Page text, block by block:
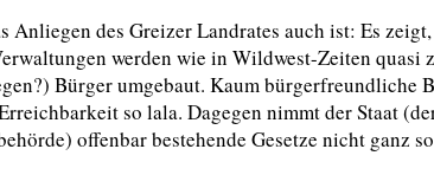
Anliegen des Greizer Landrates auch ist: Es
werden wie in Wildwest-Zeiten quasi
Bürger umgebaut. Kaum bürgerfreundliche
so lala. Dagegen nimmt der Staat
offenbar bestehende Gesetze nicht ganz